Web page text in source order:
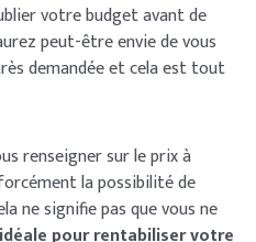
votre budget avant de
peut-être envie de vous
demandée et cela est tout
renseigner sur le prix à
la possibilité de
ne signifie pas que vous ne
pour rentabiliser votre